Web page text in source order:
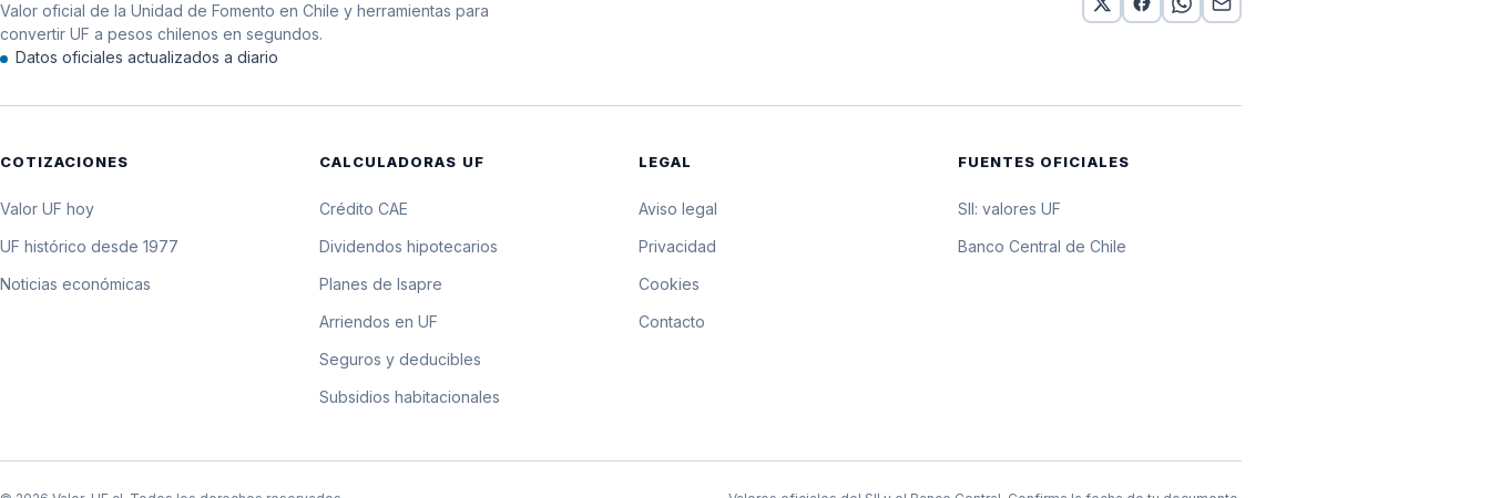
12 de enero de 2005
8 de enero de 2005 173.304,5 pesos por 10 UF
Valor oficial de la Unidad de Fomento en Chile y herramientas para
convertir UF a pesos chilenos en segundos.
Datos oficiales actualizados a diario
COTIZACIONES
Valor UF hoy
UF histórico desde 1977
Noticias económicas
CALCULADORAS UF
Crédito CAE
Dividendos hipotecarios
Planes de Isapre
Arriendos en UF
Seguros y deducibles
Subsidios habitacionales
LEGAL
Aviso legal
Privacidad
Cookies
Contacto
FUENTES OFICIALES
SII: valores UF
Banco Central de Chile